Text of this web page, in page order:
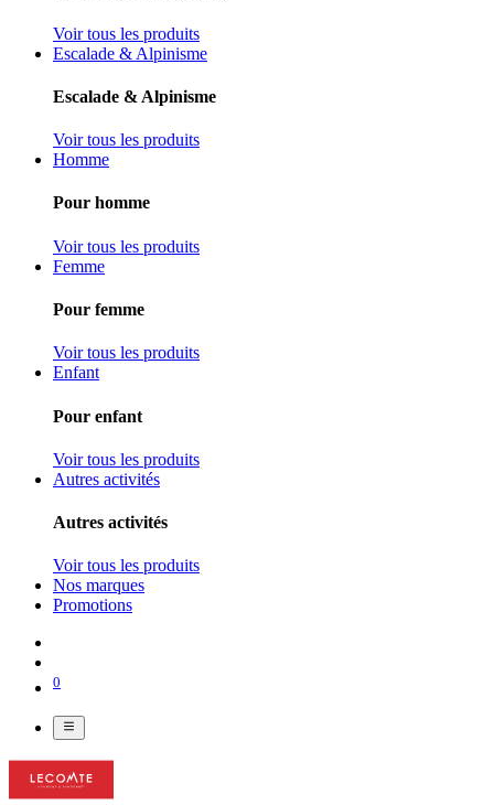
Voir tous les produits
Escalade & Alpinisme
Escalade & Alpinisme
Voir tous les produits
Homme
Pour homme
Voir tous les produits
Femme
Pour femme
Voir tous les produits
Enfant
Pour enfant
Voir tous les produits
Autres activités
Autres activités
Voir tous les produits
Nos marques
Promotions
0